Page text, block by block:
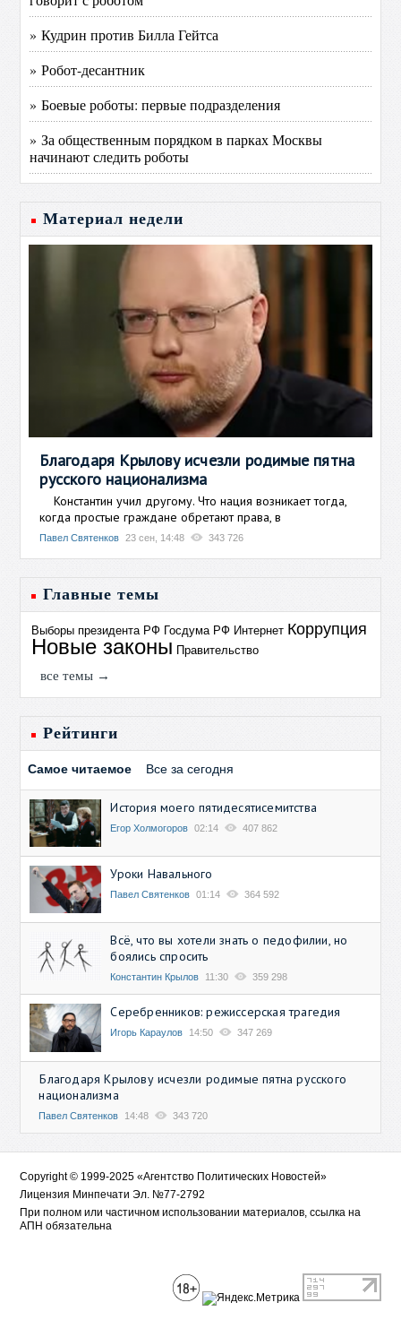
» Кудрин против Билла Гейтса
» Робот-десантник
» Боевые роботы: первые подразделения
» За общественным порядком в парках Москвы
начинают следить роботы
Материал недели
Благодаря Крылову исчезли родимые пятна
русского национализма
Константин учил другому. Что нация возникает тогда,
когда простые граждане обретают права, в
Павел Святенков 23 сен, 14:48 343 726
Главные темы
Выборы президента РФ Госдума РФ Интернет Коррупция
Новые законы Правительство
все темы →
Рейтинги
Самое читаемое Все за сегодня
История моего пятидесятисемитства
Егор Холмогоров 02:14 407 862
Уроки Навального
Павел Святенков 01:14 364 592
Всё, что вы хотели знать о педофилии, но
боялись спросить
Константин Крылов 11:30 359 298
Серебренников: режиссерская трагедия
Игорь Караулов 14:50 347 269
Благодаря Крылову исчезли родимые пятна русского
национализма
Павел Святенков 14:48 343 720
Copyright © 1999-2025 «Агентство Политических Новостей»
Лицензия Минпечати Эл. №77-2792
При полном или частичном использовании материалов, ссылка на
АПН обязательна